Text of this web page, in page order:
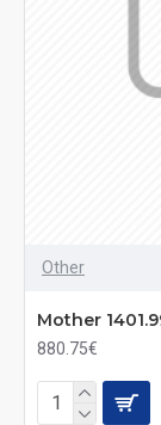
Other
Mother
880.75€